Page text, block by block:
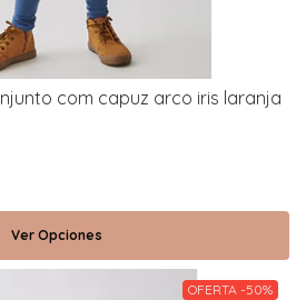
com capuz arco iris laranja
Ver Opciones
OFERTA -50%